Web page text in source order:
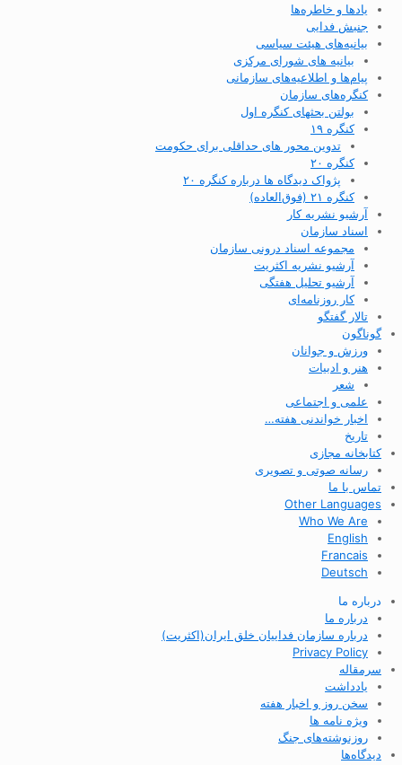
یادها و خاطره‌ها
جنبش فدایی
بیانیه‌های هیئت سیاسی
بیانیه های شورای مرکزی
پیام‌ها و اطلاعیه‌های سازمانی
کنگره‌های سازمان
بولتن بحثهای کنگره اول
کنگره ۱۹
تدوین محور های حداقلی برای حکومت
کنگره ۲۰
پژواک دیدگاه ها درباره کنگره ۲۰
کنگره ۲۱ (فوق‌العاده)
آرشیو نشریه کار
اسناد سازمان
مجموعه اسناد درونی سازمان
آرشیو نشریه اکثریت
آرشیو تحلیل هفتگی
کار روزنامه‌ای
تالار گفتگو
گوناگون
ورزش و جوانان
هنر و ادبیات
شعر
علمی و اجتماعی
اخبار خواندنی هفته…
تاریخ
کتابخانه مجازی
رسانه صوتی و تصویری
تماس با ما
Other Languages
Who We Are
English
Francais
Deutsch
درباره ما
درباره ما
درباره سازمان فداییان خلق ایران(اکثریت)
Privacy Policy
سرمقاله
یادداشت
سخن روز و اخبار هفته
ویژه نامه ها
روزنوشته‌های جنگ
دیدگاه‌ها